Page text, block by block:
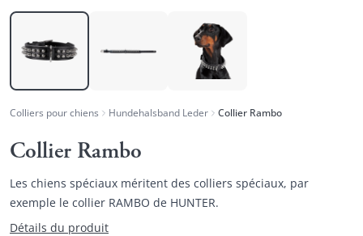
Colliers pour chiens Hundehalsband Leder Collier Rambo
Collier Rambo
Les chiens spéciaux méritent des colliers spéciaux, par
exemple le collier RAMBO de HUNTER.
Détails du produit